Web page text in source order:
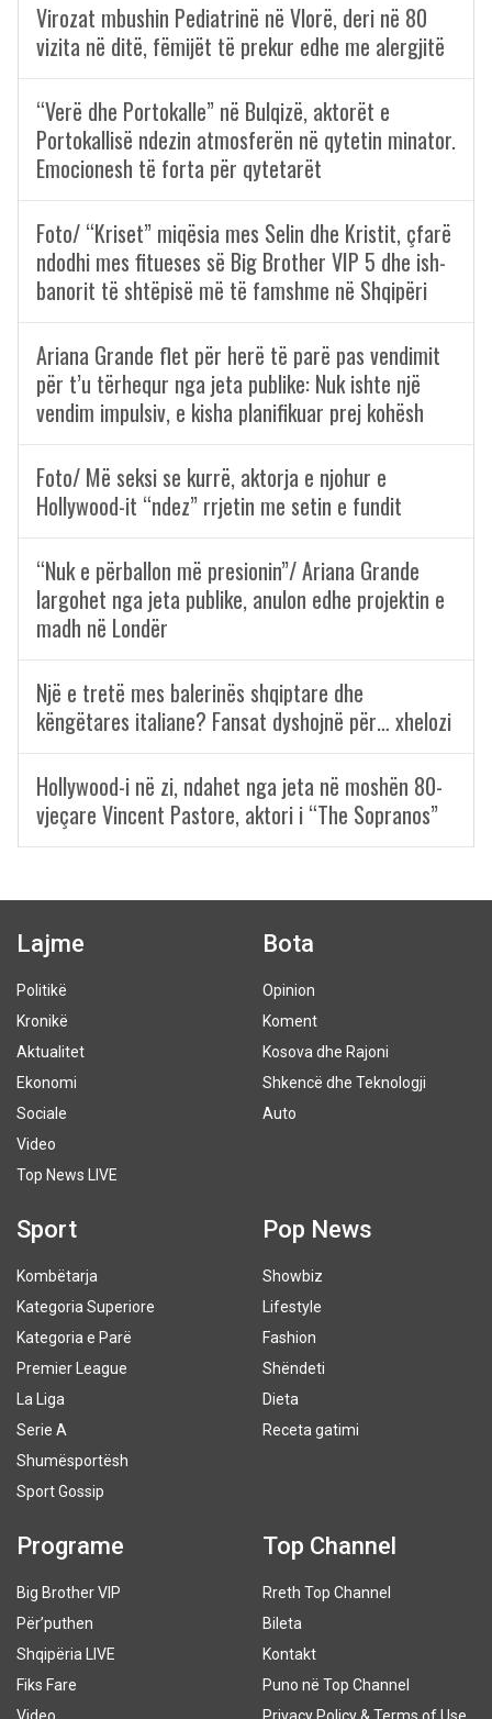
Virozat mbushin Pediatrinë në Vlorë, deri në 80
vizita në ditë, fëmijët të prekur edhe me alergjitë
“Verë dhe Portokalle” në Bulqizë, aktorët e
Portokallisë ndezin atmosferën në qytetin minator.
Emocionesh të forta për qytetarët
Foto/ “Kriset” miqësia mes Selin dhe Kristit, çfarë
ndodhi mes fitueses së Big Brother VIP 5 dhe ish-
banorit të shtëpisë më të famshme në Shqipëri
Ariana Grande flet për herë të parë pas vendimit
për t’u tërhequr nga jeta publike: Nuk ishte një
vendim impulsiv, e kisha planifikuar prej kohësh
Foto/ Më seksi se kurrë, aktorja e njohur e
Hollywood-it “ndez” rrjetin me setin e fundit
“Nuk e përballon më presionin”/ Ariana Grande
largohet nga jeta publike, anulon edhe projektin e
madh në Londër
Një e tretë mes balerinës shqiptare dhe
këngëtares italiane? Fansat dyshojnë për… xhelozi
Hollywood-i në zi, ndahet nga jeta në moshën 80-
vjeçare Vincent Pastore, aktori i “The Sopranos”
Lajme
Politikë
Kronikë
Aktualitet
Ekonomi
Sociale
Video
Top News LIVE
Bota
Opinion
Koment
Kosova dhe Rajoni
Shkencë dhe Teknologji
Auto
Sport
Kombëtarja
Kategoria Superiore
Kategoria e Parë
Premier League
La Liga
Serie A
Shumësportësh
Sport Gossip
Pop News
Showbiz
Lifestyle
Fashion
Shëndeti
Dieta
Receta gatimi
Programe
Big Brother VIP
Për’puthen
Shqipëria LIVE
Fiks Fare
Top Channel
Rreth Top Channel
Bileta
Kontakt
Puno në Top Channel